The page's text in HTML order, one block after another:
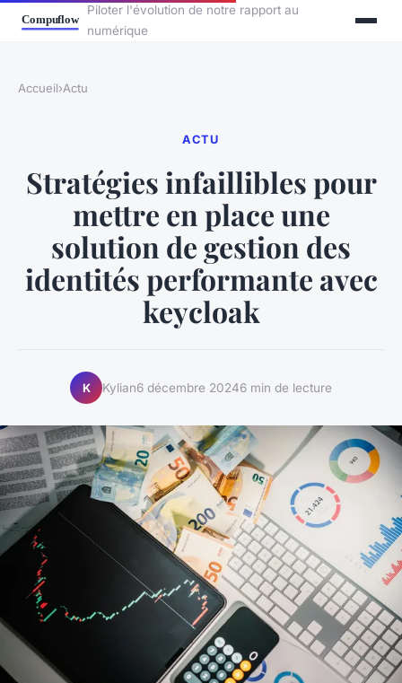
Piloter l'évolution de notre rapport au
numérique
Accueil›Actu
ACTU
Stratégies infaillibles pour
mettre en place une
solution de gestion des
identités performante avec
keycloak
K Kylian6 décembre 20246 min de lecture